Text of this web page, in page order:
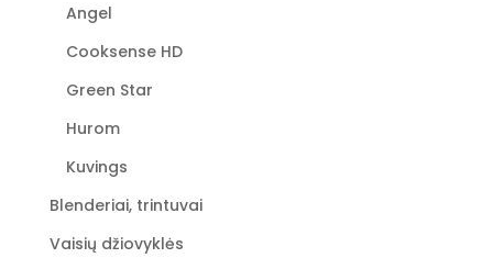
Angel
Cooksense HD
Green Star
Hurom
Kuvings
Blenderiai, trintuvai
Vaisių džiovyklės